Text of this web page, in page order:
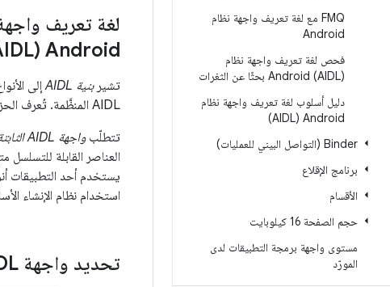
FMQ مع لغة تعريف واجهة نظام
Android
فحص لغة تعريف واجهة نظام
Android (AIDL) بحثًا عن الثغرات
دليل أسلوب لغة تعريف واجهة نظام
Android ‏(AIDL)
‫Binder (التواصل البيني للعمليات)
برنامج الإقلاع
الأقسام
حجم الصفحة 16 كيلوبايت
مستوى واجهة برمجة التطبيقات لدى
المورّد
Android ‏(AIDL) الثابتة
تشيربنية AIDL
AIDL المنظَّمة. تُعرف الحزم التي تم تحديد حقولها في AIDL باسم
تتطلّبواجهة AIDL الثابتة
العناصر القابلة
يستخدم أحد التطبيقات
استخدام نظام الإنشاء
تحديد واجهة AIDL